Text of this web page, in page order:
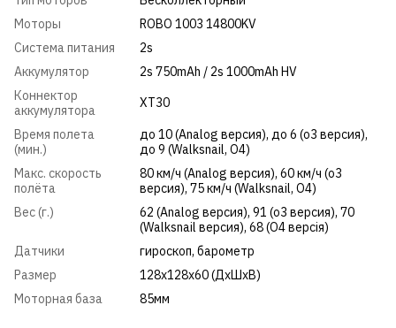
Моторы
ROBO 1003 14800KV
Система питания
2s
Аккумулятор
2s 750mAh / 2s 1000mAh HV
Коннектор
аккумулятора
XT30
Время полета
(мин.)
до 10 (Analog версия), до 6 (o3 версия),
до 9 (Walksnail, О4)
Макс. скорость
полёта
80 км/ч (Analog версия), 60 км/ч (o3
версия), 75 км/ч (Walksnail, О4)
Вес (г.)
62 (Analog версия), 91 (o3 версия), 70
(Walksnail версия), 68 (О4 версія)
Датчики
гироскоп, барометр
Размер
128x128x60 (ДxШxВ)
Моторная база
85мм